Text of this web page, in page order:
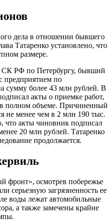
дела в отношении бывшего
Татаренко установлено, что
размере.
СК РФ по Петербургу, бывший
предприятием по
сумму более 43 млн рублей. В
акты о приемке работ,
полном объеме. Причиненный
не менее чем в 2 млн 190 тыс.
что акты чиновник подписал
20 млн рублей. Татаренко
продолжается.
фронт», осмотрев побережье
серьезную загрязненность ее
воды лежат автомобильные
а также замечены крайне